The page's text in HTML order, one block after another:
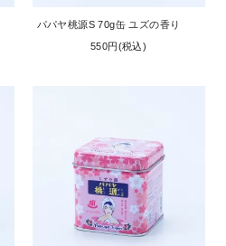
パパヤ桃源S 70g缶 ユズの香り
550円(税込)